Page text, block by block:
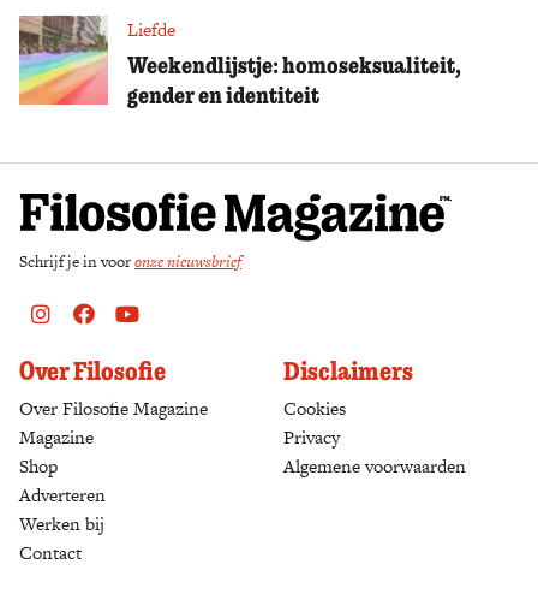
Liefde
Weekendlijstje: homoseksualiteit,
gender en identiteit
Schrijf je in vooronze nieuwsbrief
Instagram
FacebookYoutube
Over Filosofie
Over Filosofie Magazine
Magazine
Shop
Adverteren
Werken bij
Contact
Disclaimers
Cookies
Privacy
Algemene voorwaarden